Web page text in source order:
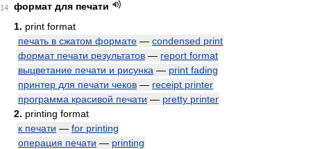
14
формат для печати
1. print format
печать в сжатом формате — condensed print
формат печати результатов — report format
выцветание печати и рисунка — print fading
принтер для печати чеков — receipt printer
программа красивой печати — pretty printer
2. printing format
к печати — for printing
операция печати — printing